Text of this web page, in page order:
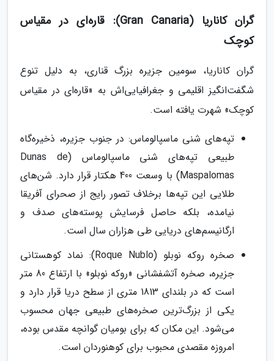
گران کاناریا (Gran Canaria): قاره‌ای در مقیاس
کوچک
گران کاناریا، سومین جزیره بزرگ قناری، به دلیل تنوع
شگفت‌انگیز اقلیمی و جغرافیایی‌اش به «قاره‌ای در مقیاس
کوچک» شهرت یافته است.
تپه‌های شنی ماسپالوماس: در جنوب جزیره، ذخیره‌گاه
طبیعی تپه‌های شنی ماسپالوماس (Dunas de
Maspalomas) با وسعت 400 هکتار قرار دارد. شن‌های
طلایی این تپه‌ها برخلاف تصور رایج از صحرای آفریقا
نیامده، بلکه حاصل فرسایش پوسته‌های صدف و
ارگانیسم‌های دریایی طی هزاران سال است.
صخره روکه نوبلو (Roque Nublo): نماد کوهستانی
جزیره، صخره آتشفشانی «روکه نوبلو» با ارتفاع 80 متر
است که در بلندای 1813 متری از سطح دریا قرار دارد و
یکی از بزرگ‌ترین صخره‌های طبیعی جهان محسوب
می‌شود. این مکان که برای بومیان گوانچه مقدس بوده،
امروزه مقصدی محبوب برای کوهنوردان است.